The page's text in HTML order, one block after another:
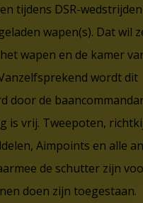
tijdens DSR-
wapen(s). Dat wil
wapen en de kamer
wordt dit
door de
is vrij. Tweepoten,
Aimpoints en alle
de schutter zijn
doen zijn toegestaan.